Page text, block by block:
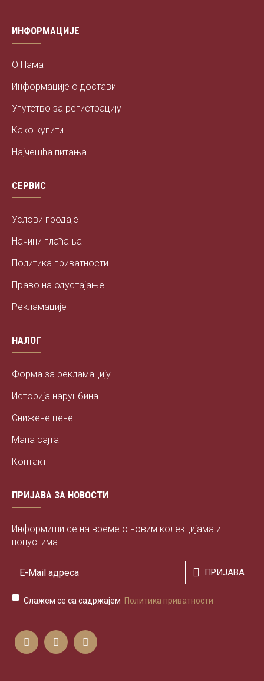
ИНФОРМАЦИЈЕ
О Нама
Информације о достави
Упутство за регистрацију
Како купити
Најчешћа питања
СЕРВИС
Услови продаје
Начини плаћања
Политика приватности
Право на одустајање
Рекламације
НАЛОГ
Форма за рекламацију
Историја наруџбина
Снижене цене
Мапа сајта
Контакт
ПРИЈАВА ЗА НОВОСТИ
Информиши се на време о новим колекцијама и
попустима.
ПРИЈАВА
Слажем се са садржајем Политика приватности